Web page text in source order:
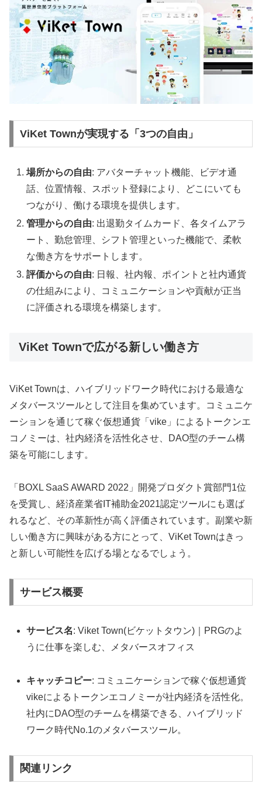
ViKet Townが実現する「3つの自由」
場所からの自由: アバターチャット機能、ビデオ通
話、位置情報、スポット登録により、どこにいても
つながり、働ける環境を提供します。
管理からの自由: 出退勤タイムカード、各タイムアラ
ート、勤怠管理、シフト管理といった機能で、柔軟
な働き方をサポートします。
評価からの自由: 日報、社内報、ポイントと社内通貨
の仕組みにより、コミュニケーションや貢献が正当
に評価される環境を構築します。
ViKet Townで広がる新しい働き方
ViKet Townは、ハイブリッドワーク時代における最適な
メタバースツールとして注目を集めています。コミュニケ
ーションを通じて稼ぐ仮想通貨「vike」によるトークンエ
コノミーは、社内経済を活性化させ、DAO型のチーム構
築を可能にします。
「BOXL SaaS AWARD 2022」開発プロダクト賞部門1位
を受賞し、経済産業省IT補助金2021認定ツールにも選ば
れるなど、その革新性が高く評価されています。副業や新
しい働き方に興味がある方にとって、ViKet Townはきっ
と新しい可能性を広げる場となるでしょう。
サービス概要
サービス名: Viket Town(ビケットタウン)｜PRGのよ
うに仕事を楽しむ、メタバースオフィス
キャッチコピー: コミュニケーションで稼ぐ仮想通貨
vikeによるトークンエコノミーが社内経済を活性化。
社内にDAO型のチームを構築できる、ハイブリッド
ワーク時代No.1のメタバースツール。
関連リンク